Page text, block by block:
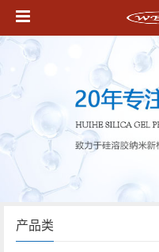
产品类